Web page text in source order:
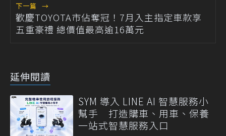
下一篇 →
歡慶TOYOTA市佔奪冠！7月入主指定車款享
五重豪禮 總價值最高逾16萬元
延伸閱讀
SYM 導入 LINE AI 智慧服務小
幫手 打造購車、用車、保養
一站式智慧服務入口